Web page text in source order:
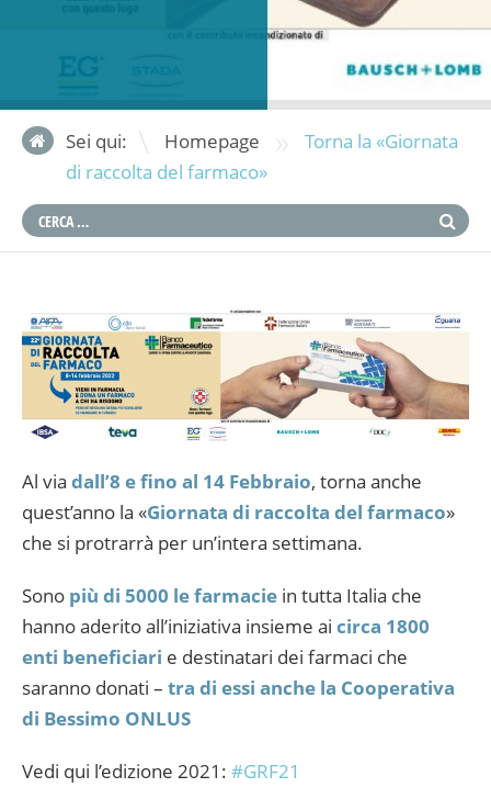
Sei qui: Homepage »
Torna la «Giornata
di raccolta del farmaco»
Al via dall’8 e fino al 14 Febbraio, torna anche
quest’anno la «Giornata di raccolta del farmaco»
che si protrarrà per un’intera settimana.
Sono più di 5000 le farmacie in tutta Italia che
hanno aderito all’iniziativa insieme ai circa 1800
enti beneficiari e destinatari dei farmaci che
saranno donati – tra di essi anche la Cooperativa
di Bessimo ONLUS
Vedi qui l’edizione 2021: #GRF21